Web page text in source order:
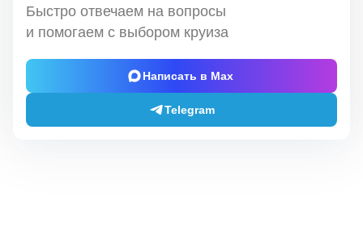
Быстро отвечаем на вопросы
и помогаем с выбором круиза
Написать в Max
Telegram